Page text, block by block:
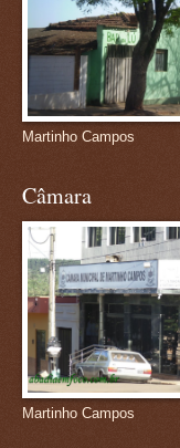
Martinho Campos
Câmara
Martinho Campos